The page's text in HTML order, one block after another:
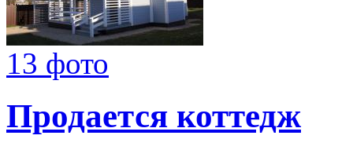
13 фото
Продается коттедж